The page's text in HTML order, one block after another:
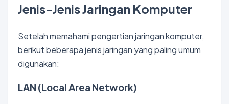
Jenis-Jenis Jaringan Komputer
Setelah memahami pengertian jaringan komputer,
berikut beberapa jenis jaringan yang paling umum
digunakan:
LAN (Local Area Network)